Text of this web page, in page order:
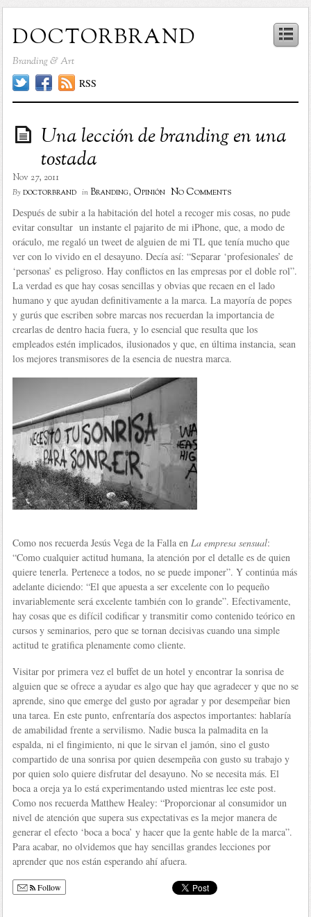
doctorbrand
Branding & Art
RSS
Una lección de branding en una
tostada
Nov 27, 2011
Bydoctorbrand in Branding, Opinión No Comments
Después de subir a la habitación del hotel a recoger mis cosas, no pude
evitar consultar un instante el pajarito de mi iPhone, que, a modo de
oráculo, me regaló un tweet de alguien de mi TL que tenía mucho que
ver con lo vivido en el desayuno. Decía así: “Separar ‘profesionales’ de
‘personas’ es peligroso. Hay conflictos en las empresas por el doble rol”.
La verdad es que hay cosas sencillas y obvias que recaen en el lado
humano y que ayudan definitivamente a la marca. La mayoría de popes
y gurús que escriben sobre marcas nos recuerdan la importancia de
crearlas de dentro hacia fuera, y lo esencial que resulta que los
empleados estén implicados, ilusionados y que, en última instancia, sean
los mejores transmisores de la esencia de nuestra marca.
Como nos recuerda Jesús Vega de la Falla en La empresa sensual:
“Como cualquier actitud humana, la atención por el detalle es de quien
quiere tenerla. Pertenece a todos, no se puede imponer”. Y continúa más
adelante diciendo: “El que apuesta a ser excelente con lo pequeño
invariablemente será excelente también con lo grande”. Efectivamente,
hay cosas que es difícil codificar y transmitir como contenido teórico en
cursos y seminarios, pero que se tornan decisivas cuando una simple
actitud te gratifica plenamente como cliente.
Visitar por primera vez el buffet de un hotel y encontrar la sonrisa de
alguien que se ofrece a ayudar es algo que hay que agradecer y que no se
aprende, sino que emerge del gusto por agradar y por desempeñar bien
una tarea. En este punto, enfrentaría dos aspectos importantes: hablaría
de amabilidad frente a servilismo. Nadie busca la palmadita en la
espalda, ni el fingimiento, ni que le sirvan el jamón, sino el gusto
compartido de una sonrisa por quien desempeña con gusto su trabajo y
por quien solo quiere disfrutar del desayuno. No se necesita más. El
boca a oreja ya lo está experimentando usted mientras lee este post.
Como nos recuerda Matthew Healey: “Proporcionar al consumidor un
nivel de atención que supera sus expectativas es la mejor manera de
generar el efecto ‘boca a boca’ y hacer que la gente hable de la marca”.
Para acabar, no olvidemos que hay sencillas grandes lecciones por
aprender que nos están esperando ahí afuera.
Follow